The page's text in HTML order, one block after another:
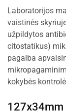
Laboratorijos
vaistinės
užpildytos
citostatikus)
pagalba
kokybės
127x34mm